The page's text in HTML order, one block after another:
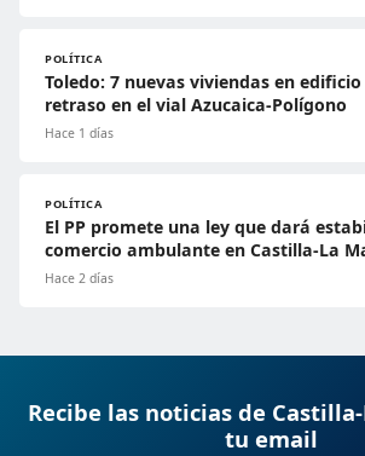
POLÍTICA
Toledo: 7 nuevas viviendas en
retraso en el vial Azucaica-Polígono
Hace 1 días
POLÍTICA
El PP promete una ley que dará
comercio ambulante en Castilla-La
Hace 2 días
Recibe las noticias de
tu email